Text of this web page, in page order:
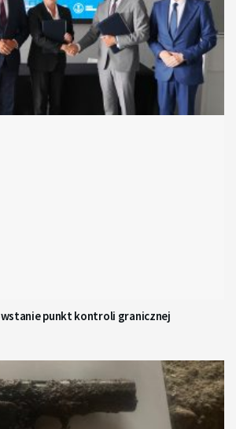
punkt kontroli granicznej